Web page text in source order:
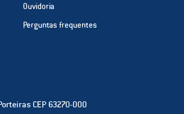
Ouvidoria
Perguntas frequentes
CEP 63270-000